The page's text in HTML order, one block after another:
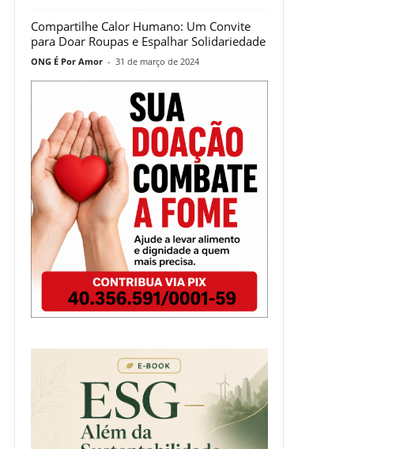
Compartilhe Calor Humano: Um Convite
para Doar Roupas e Espalhar Solidariedade
ONG É Por Amor - 31 de março de 2024